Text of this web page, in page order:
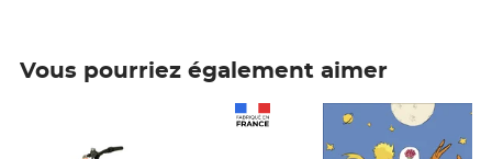
Vous pourriez également aimer
Prix 6,25€ HT